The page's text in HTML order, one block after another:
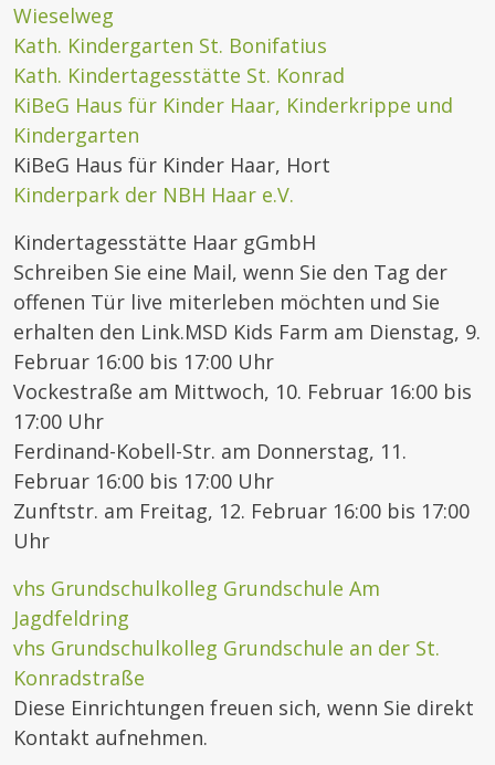
Wieselweg
Kath. Kindergarten St. Bonifatius
Kath. Kindertagesstätte St. Konrad
KiBeG Haus für Kinder Haar, Kinderkrippe und
Kindergarten
KiBeG Haus für Kinder Haar, Hort
Kinderpark der NBH Haar e.V.
Kindertagesstätte Haar gGmbH
Schreiben Sie eine Mail, wenn Sie den Tag der
offenen Tür live miterleben möchten und Sie
erhalten den Link.MSD Kids Farm am Dienstag, 9.
Februar 16:00 bis 17:00 Uhr
Vockestraße am Mittwoch, 10. Februar 16:00 bis
17:00 Uhr
Ferdinand-Kobell-Str. am Donnerstag, 11.
Februar 16:00 bis 17:00 Uhr
Zunftstr. am Freitag, 12. Februar 16:00 bis 17:00
Uhr
vhs Grundschulkolleg Grundschule Am
Jagdfeldring
vhs Grundschulkolleg Grundschule an der St.
Konradstraße
Diese Einrichtungen freuen sich, wenn Sie direkt
Kontakt aufnehmen.